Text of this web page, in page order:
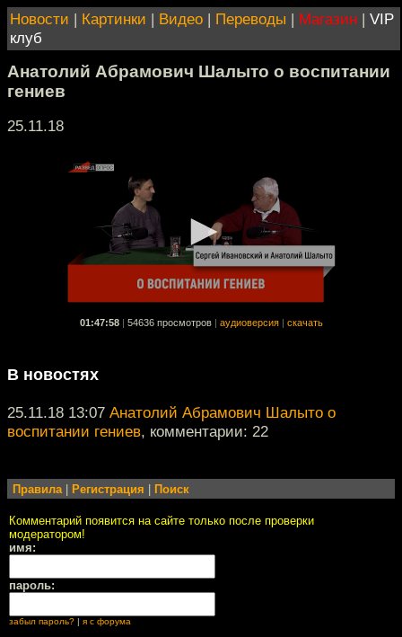
Новости | Картинки | Видео | Переводы | Магазин | VIP
клуб
Анатолий Абрамович Шалыто о воспитании
гениев
25.11.18
01:47:58 54636 просмотров аудиоверсия скачать
В новостях
25.11.18 13:07 Анатолий Абрамович Шалыто о
воспитании гениев, комментарии: 22
Правила| Регистрация Поиск
Комментарий появится на сайте только после проверки
модератором!
имя:
пароль:
забыл пароль? я с форума